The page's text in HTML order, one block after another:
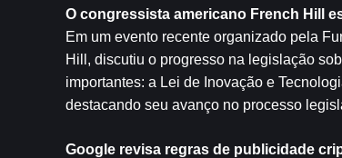
O congressista americano French Hill
Em um evento recente organizado pela
Hill, discutiu o progresso na legislação
importantes: a Lei de Inovação e
destacando seu avanço no processo
Google revisa regras de publicidade